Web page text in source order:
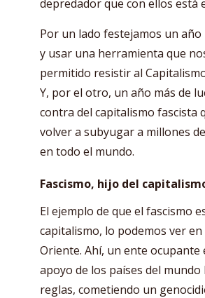
depredador que con ellos está
Por un lado festejamos un año
y usar una herramienta que
permitido resistir al
Y, por el otro, un año más de
contra del capitalismo fascista
volver a subyugar a millones
en todo el mundo.
Fascismo, hijo del
El ejemplo de que el fascismo
capitalismo, lo podemos ver
Oriente. Ahí, un ente ocupante
apoyo de los países del mundo
reglas, cometiendo un